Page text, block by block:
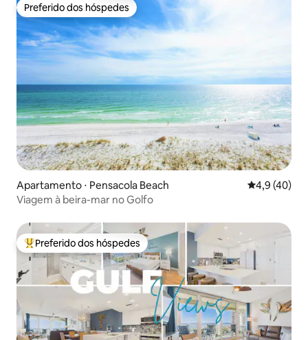
Preferido dos hóspedes
Preferido dos hóspedes
Apartamento ⋅ Pensacola Beach 4,9 de uma
4,9 (40)
Viagem à beira-mar no Golfo
Entre os melhores preferidos dos hóspedes
Preferido dos hóspedes